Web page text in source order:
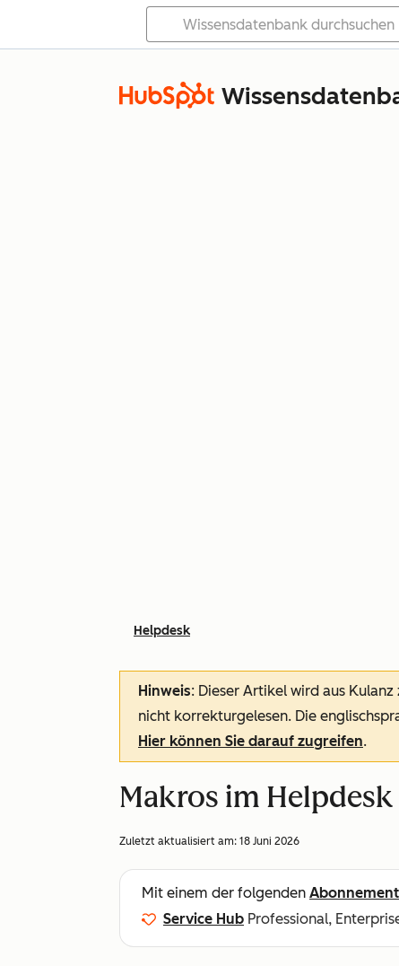
Helpdesk
Hinweis: Dieser Artikel wird aus
nicht korrekturgelesen. Die
Hier können Sie darauf zugreifen.
Makros im
Zuletzt aktualisiert am: 18 Juni 2026
Mit einem der folgenden
Service Hub Professional,